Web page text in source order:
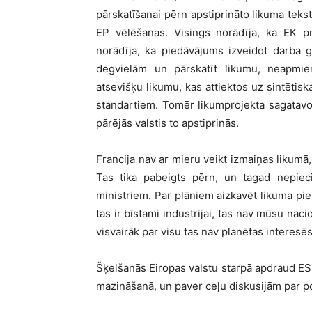
pārskatīšanai pērn apstiprināto likuma
EP vēlēšanas. Visings norādīja, ka EK
norādīja, ka piedāvājums izveidot darba
degvielām un pārskatīt likumu,
atsevišķu likumu, kas attiektos uz
standartiem. Tomēr likumprojekta
pārējās valstis to apstiprinās.
Francija nav ar mieru veikt izmaiņas
Tas tika pabeigts pērn, un tagad
ministriem. Par plāniem aizkavēt likuma
tas ir bīstami industrijai, tas nav mūsu
visvairāk par visu tas nav planētas
Šķelšanās Eiropas valstu starpā apdraud
mazināšanā, un paver ceļu diskusijām par